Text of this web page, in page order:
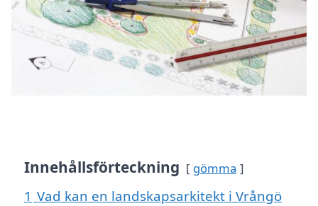
Innehållsförteckning gömma
1 Vad kan en landskapsarkitekt i Vrångö